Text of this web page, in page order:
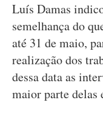
Luís Damas
semelhança do
até 31 de maio,
realização dos
dessa data as
maior parte delas